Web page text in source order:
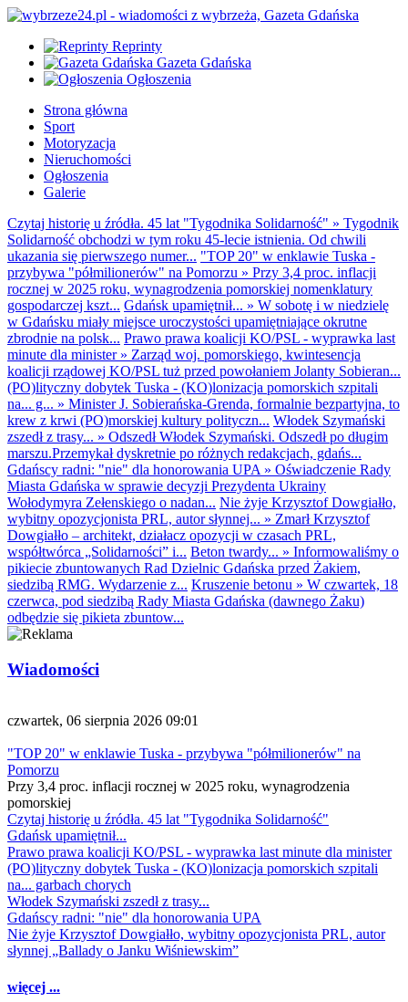
Reprinty
Gazeta Gdańska
Ogłoszenia
Strona główna
Sport
Motoryzacja
Nieruchomości
Ogłoszenia
Galerie
Czytaj historię u źródła. 45 lat "Tygodnika Solidarność" » Tygodnik
Solidarność obchodzi w tym roku 45-lecie istnienia. Od chwili
ukazania się pierwszego numer... "TOP 20" w enklawie Tuska -
przybywa "półmilionerów" na Pomorzu » Przy 3,4 proc. inflacji
rocznej w 2025 roku, wynagrodzenia pomorskiej nomenklatury
gospodarczej kszt... Gdańsk upamiętnił... » W sobotę i w niedzielę
w Gdańsku miały miejsce uroczystości upamiętniające okrutne
zbrodnie na polsk... Prawo prawa koalicji KO/PSL - wyprawka last
minute dla minister» Zarząd woj. pomorskiego, kwintesencja
koalicji rządowej KO/PSL tuż przed powołaniem Jolanty Sobieran...
(PO)lityczny dobytek Tuska - (KO)lonizacja pomorskich szpitali
na... g... » Minister J. Sobierańska-Grenda, formalnie bezpartyjna, to
krew z krwi (PO)morskiej kultury polityczn... Włodek Szymański
zszedł z trasy... » Odszedł Włodek Szymański. Odszedł po długim
marszu.Przemykał dyskretnie po różnych redakcjach, gdańs...
Gdańscy radni: "nie" dla honorowania UPA » Oświadczenie Rady
Miasta Gdańska w sprawie decyzji Prezydenta Ukrainy
Wołodymyra Zełenskiego o nadan... Nie żyje Krzysztof Dowgiałło,
wybitny opozycjonista PRL, autor słynnej... » Zmarł Krzysztof
Dowgiałło – architekt, działacz opozycji w czasach PRL,
współtwórca „Solidarności” i... Beton twardy... » Informowaliśmy o
pikiecie zbuntowanych Rad Dzielnic Gdańska przed Żakiem,
siedzibą RMG. Wydarzenie z... Kruszenie betonu » W czwartek, 18
czerwca, pod siedzibą Rady Miasta Gdańska (dawnego Żaku)
odbędzie się pikieta zbuntow...
Wiadomości
czwartek, 06 sierpnia 2026 09:01
"TOP 20" w enklawie Tuska - przybywa "półmilionerów" na
Pomorzu
Przy 3,4 proc. inflacji rocznej w 2025 roku, wynagrodzenia
pomorskiej
Czytaj historię u źródła. 45 lat "Tygodnika Solidarność"
Gdańsk upamiętnił...
Prawo prawa koalicji KO/PSL - wyprawka last minute dla minister
(PO)lityczny dobytek Tuska - (KO)lonizacja pomorskich szpitali
na... garbach chorych
Włodek Szymański zszedł z trasy...
Gdańscy radni: "nie" dla honorowania UPA
Nie żyje Krzysztof Dowgiałło, wybitny opozycjonista PRL, autor
słynnej „Ballady o Janku Wiśniewskim”
więcej ...